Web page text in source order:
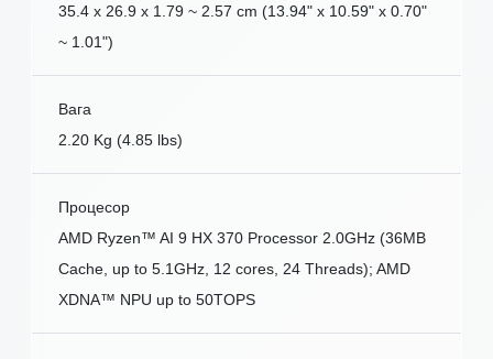
35.4 x 26.9 x 1.79 ~ 2.57 cm (13.94" x 10.59" x 0.70"
~ 1.01")
Вага
2.20 Kg (4.85 lbs)
Процесор
AMD Ryzen™ AI 9 HX 370 Processor 2.0GHz (36MB
Cache, up to 5.1GHz, 12 cores, 24 Threads); AMD
XDNA™ NPU up to 50TOPS